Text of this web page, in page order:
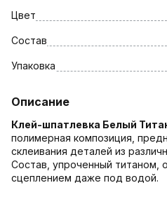
Цвет
Состав
Упаковка
Описание
Клей-шпатлевка Белый
полимерная композиция,
склеивания деталей из
Состав, упроченный титаном,
сцеплением даже под водой.